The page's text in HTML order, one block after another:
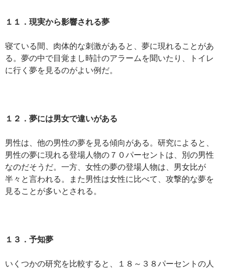
１１．現実から影響される夢
寝ている間、肉体的な刺激があると、夢に現れることがあ
る。夢の中で目覚まし時計のアラームを聞いたり、トイレ
に行く夢を見るのがよい例だ。
１２．夢には男女で違いがある
男性は、他の男性の夢を見る傾向がある。研究によると、
男性の夢に現れる登場人物の７０パーセントは、別の男性
なのだそうだ。一方、女性の夢の登場人物は、男女比が
半々と言われる。また男性は女性に比べて、攻撃的な夢を
見ることが多いとされる。
１３．予知夢
いくつかの研究を比較すると、１８～３８パーセントの人